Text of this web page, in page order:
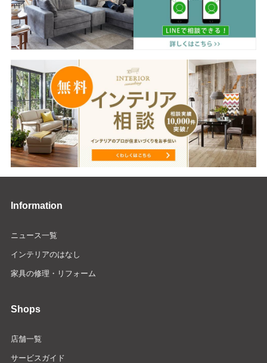
Information
ニュース一覧
インテリアのはなし
家具の修理・リフォーム
Shops
店舗一覧
サービスガイド